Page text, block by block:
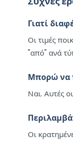
Γιατί
Οι τιμές
"από" ανά
Μπορώ να
Ναι. Αυτές
Οι